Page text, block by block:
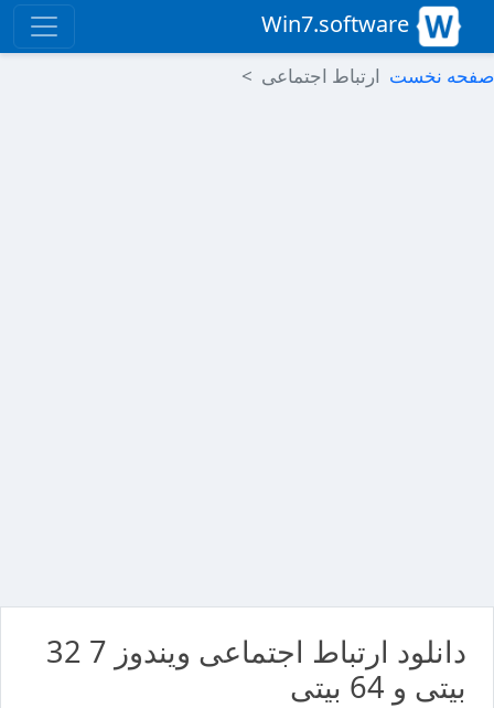
Win7.software
صفحه نخست ارتباط اجتماعی
دانلود ارتباط اجتماعی ویندوز 7 32
بیتی و 64 بیتی